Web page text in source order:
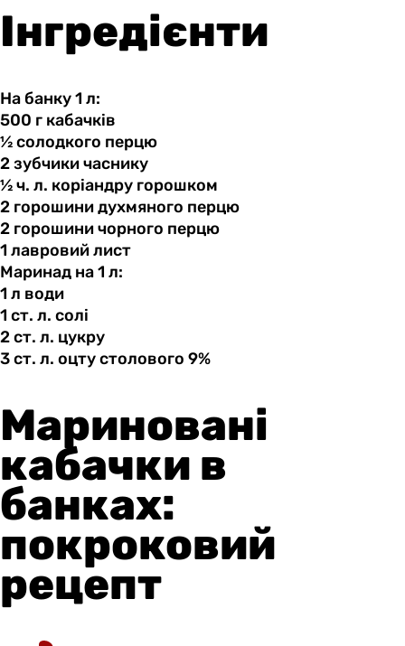
Інгредієнти
На банку 1 л:
500 г кабачків
½ солодкого перцю
2 зубчикичаснику
½ ч. л. коріандру горошком
2 горошинидухмяного перцю
2 горошиничорного перцю
1 лавровийлист
Маринад на 1 л:
1 л води
1 ст. л. солі
2 ст. л. цукру
3 ст. л. оцту столового 9%
Мариновані
кабачки в
банках:
покроковий
рецепт